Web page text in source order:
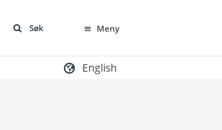
Søk Meny
English